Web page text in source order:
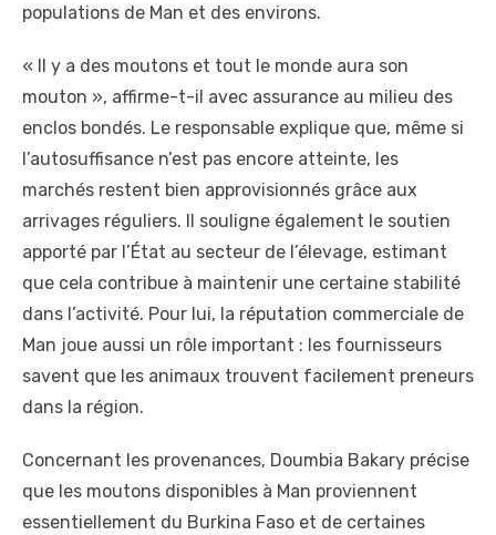
populations de Man et des environs.
« Il y a des moutons et tout le monde aura son
mouton », affirme-t-il avec assurance au milieu des
enclos bondés. Le responsable explique que, même si
l’autosuffisance n’est pas encore atteinte, les
marchés restent bien approvisionnés grâce aux
arrivages réguliers. Il souligne également le soutien
apporté par l’État au secteur de l’élevage, estimant
que cela contribue à maintenir une certaine stabilité
dans l’activité. Pour lui, la réputation commerciale de
Man joue aussi un rôle important : les fournisseurs
savent que les animaux trouvent facilement preneurs
dans la région.
Concernant les provenances, Doumbia Bakary précise
que les moutons disponibles à Man proviennent
essentiellement du Burkina Faso et de certaines